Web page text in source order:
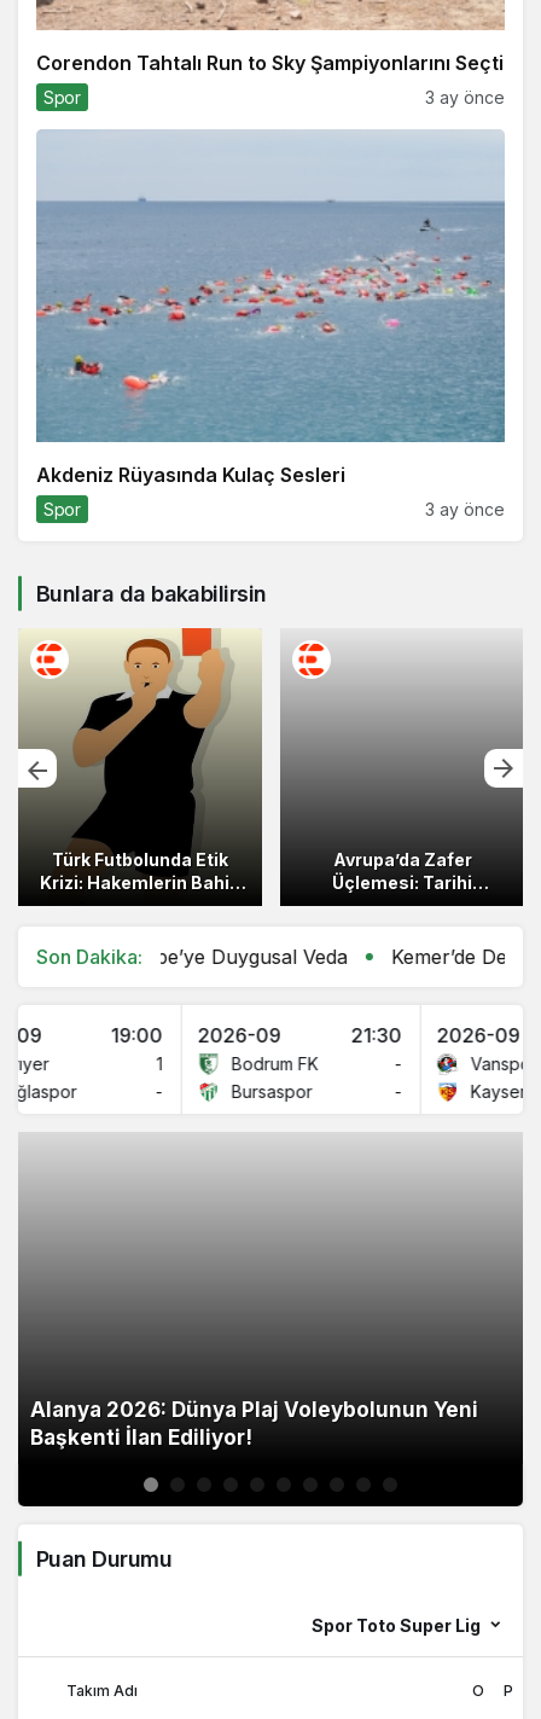
Corendon Tahtalı Run to Sky Şampiyonlarını Seçti
Spor 3 ay önce
Akdeniz Rüyasında Kulaç Sesleri
Spor 3 ay önce
Bunlara da bakabilirsin
Türk Futbolunda Etik
Krizi: Hakemlerin Bahis
Skandalı
Avrupa’da Zafer
Üçlemesi: Tarihi
Başarının Yankıları ve
Son Dakika:
Bebe’ye Duygusal Veda Kemer’de Dev Randevu
19:00 2026-09
Bodrum FK
Bursaspor
2026-09
Vanspor FK
Kayserispor
Alanya 2026: Dünya Plaj Voleybolunun Yeni
Başkenti İlan Ediliyor!
Puan Durumu
Spor Toto Super Lig
Takım Adı O P